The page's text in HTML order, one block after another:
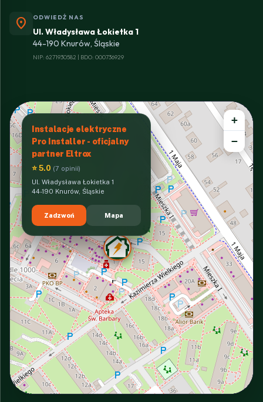
location_on ODWIEDŹ NAS
Ul. Władysława Łokietka 1
44-190 Knurów, Śląskie
NIP: 6271930582 | BDO: 000736929
Instalacje elektryczne
Pro Installer - oficjalny
partner Eltrox
⭐ 5.0 (7 opinii)
Ul. Władysława Łokietka 1
44-190 Knurów, Śląskie
Zadzwoń Mapa
+
−
INTERACTIVE VIEW